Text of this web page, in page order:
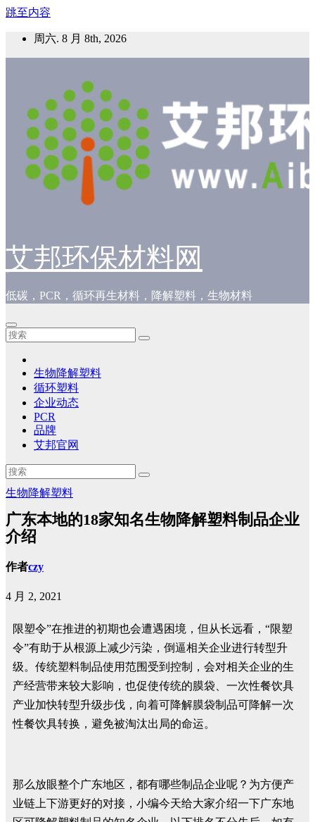
跳至内容
周六. 8 月 8th, 2026
艾邦环保材料网
低碳，PCR，循环再生材料，降解塑料，生物材料
生物降解塑料
循环塑料
企业动态
PCR
品牌
艾邦官网
生物降解塑料
广东本地的18家知名生物降解塑料制品企业
介绍
作者czy
4 月 2, 2021
限塑令”在推进的初期也会遭遇困境，但从长远看，“限塑
令”有助于从根源上减少污染，倒逼相关企业进行转型升
级。传统塑料制品使用范围受到控制，会对相关企业的生
产经营带来较大影响，也促使传统的膜袋、一次性餐饮具
产业加快转型升级步伐，向着可降解膜袋制品可降解一次
性餐饮具转换，避免被淘汰出局的命运。
那么放眼整个广东地区，都有哪些制品企业呢？为方便产
业链上下游更好的对接，小编今天给大家介绍一下广东地